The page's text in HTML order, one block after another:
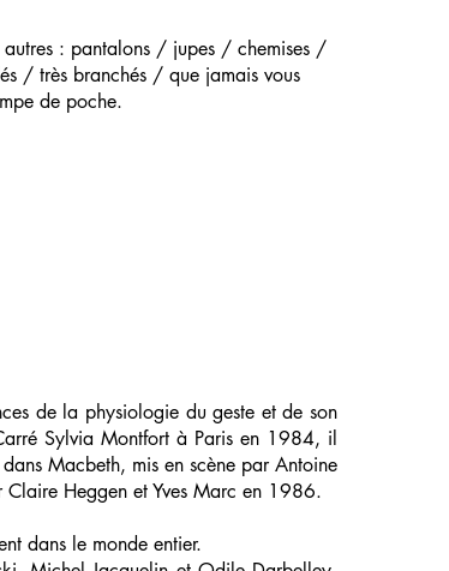
autres : pantalons / jupes / chemises /
/ très branchés / que jamais vous
de poche.
de la physiologie du geste et de son
Sylvia Montfort à Paris en 1984, il
Macbeth, mis en scène par Antoine
Heggen et Yves Marc en 1986.
dans le monde entier.